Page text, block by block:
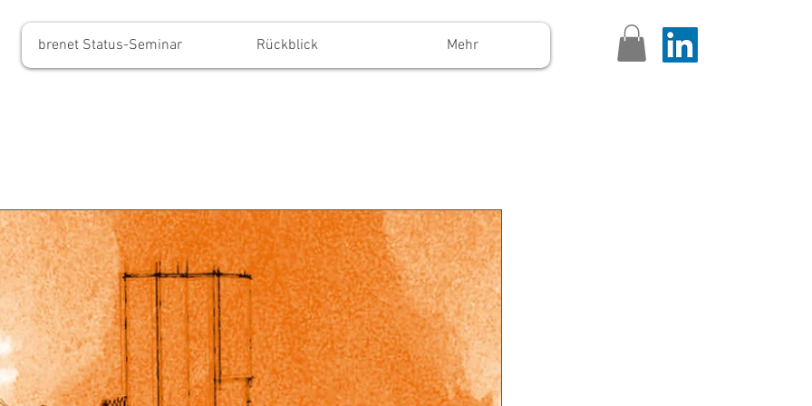
brenet Status-Seminar Rückblick Mehr